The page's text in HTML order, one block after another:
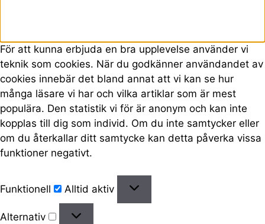
För att kunna erbjuda en bra upplevelse använder vi
teknik som cookies. När du godkänner användandet av
cookies innebär det bland annat att vi kan se hur
många läsare vi har och vilka artiklar som är mest
populära. Den statistik vi för är anonym och kan inte
kopplas till dig som individ. Om du inte samtycker eller
om du återkallar ditt samtycke kan detta påverka vissa
funktioner negativt.
Funktionell
Funktionell
Alltid aktiv
Alternativ